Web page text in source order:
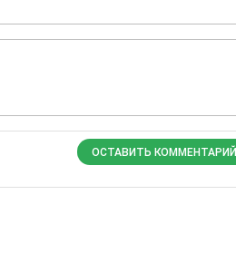
ОСТАВИТЬ КОММЕНТАРИЙ